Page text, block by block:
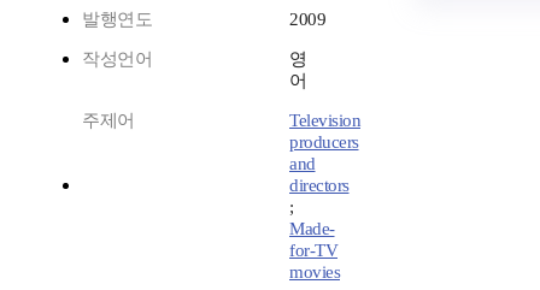
발행연도 2009
작성언어
영
어
주제어
Television
producers
and
directors
;
Made-
for-TV
movies